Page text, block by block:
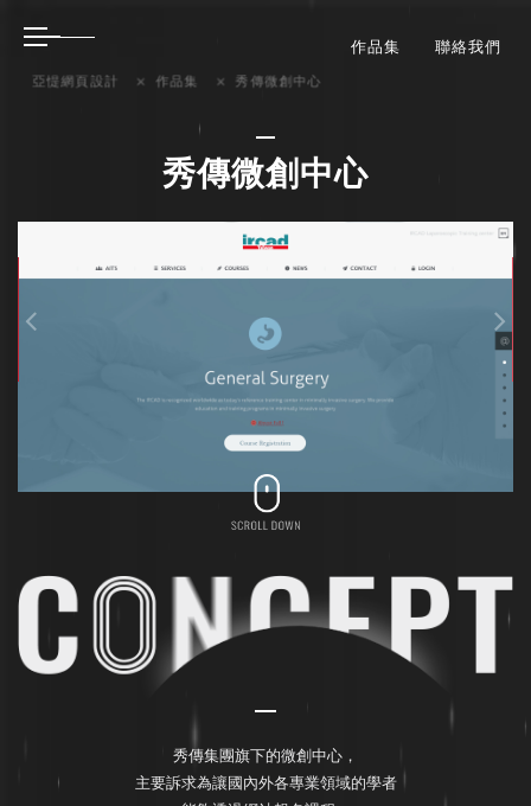
作品集 聯絡我們
亞惿網頁設計 作品集 秀傳微創中心
秀傳微創中心
秀傳集團旗下的微創中心，
主要訴求為讓國內外各專業領域的學者